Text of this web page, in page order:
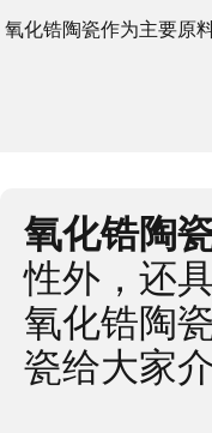
氧化锆陶瓷作为主要原
氧化锆陶
性外，还
氧化锆陶
瓷给大家